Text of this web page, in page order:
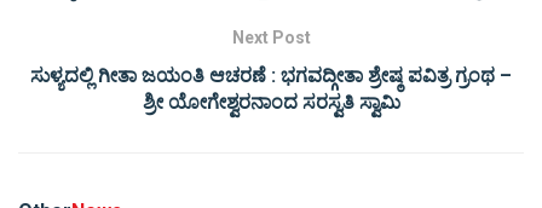
Next Post
ಸುಳ್ಯದಲ್ಲಿ ಗೀತಾ ಜಯಂತಿ ಆಚರಣೆ : ಭಗವದ್ಗೀತಾ ಶ್ರೇಷ್ಠ ಪವಿತ್ರ ಗ್ರಂಥ –
ಶ್ರೀ ಯೋಗೇಶ್ವರನಾಂದ ಸರಸ್ವತಿ ಸ್ವಾಮಿ